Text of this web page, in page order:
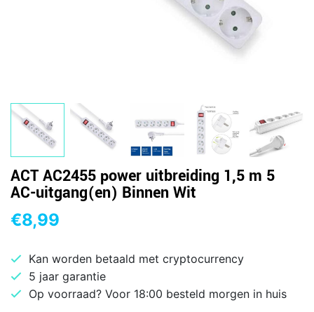
ACT AC2455 power uitbreiding 1,5 m 5
AC-uitgang(en) Binnen Wit
€8,99
Kan worden betaald met cryptocurrency
5 jaar garantie
Op voorraad? Voor 18:00 besteld morgen in huis